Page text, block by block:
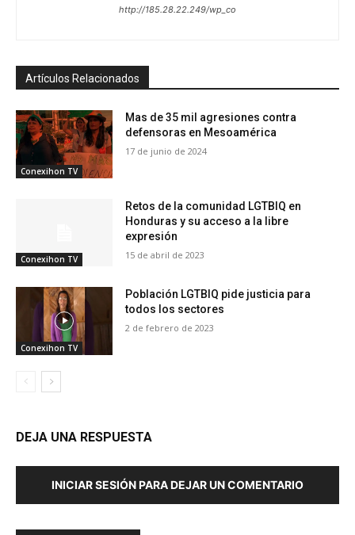
http://185.28.22.249/wp_co
Artículos Relacionados
Conexihon TV
Mas de 35 mil agresiones contra
defensoras en Mesoamérica
17 de junio de 2024
Conexihon TV
Retos de la comunidad LGTBIQ en
Honduras y su acceso a la libre
expresión
15 de abril de 2023
Conexihon TV
Población LGTBIQ pide justicia para
todos los sectores
2 de febrero de 2023
DEJA UNA RESPUESTA
INICIAR SESIÓN PARA DEJAR UN COMENTARIO